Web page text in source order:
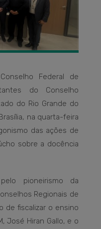
Federal de
do Conselho
do Rio Grande do
na quarta-feira
das ações de
sobre a docência
pioneirismo da
Regionais de
de fiscalizar o ensino
José Hiran Gallo, e o